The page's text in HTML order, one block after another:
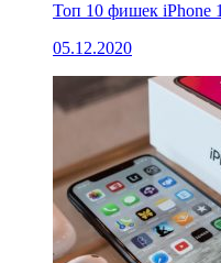
Топ 10 фишек iPhone
05.12.2020